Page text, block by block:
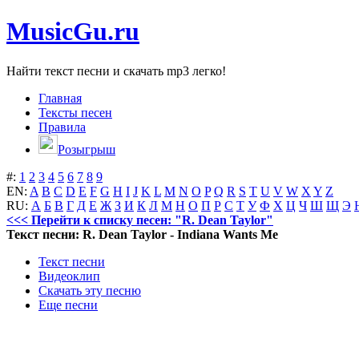
MusicGu.ru
Найти текст песни и скачать mp3 легко!
Главная
Тексты песен
Правила
Розыгрыш
#: 1 2 3 4 5 6 7 8 9
EN: A B C D E F G H I J K L M N O P Q R S T U V W X Y Z
RU: А Б В Г Д Е Ж З И К Л М Н О П Р С Т У Ф Х Ц Ч Ш Щ Э
<<< Перейти к списку песен: "R. Dean Taylor"
Текст песни: R. Dean Taylor - Indiana Wants Me
Текст песни
Видеоклип
Скачать эту песню
Еще песни